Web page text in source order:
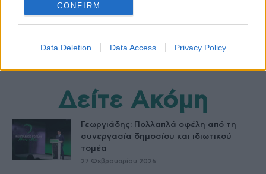
CONFIRM
Data Deletion Data Access Privacy Policy
Δείτε Ακόμη
Γεωργιάδης: Πολλαπλά οφέλη από τη
συνεργασία δημοσίου και ιδιωτικού
τομέα
27 Φεβρουαρίου 2026